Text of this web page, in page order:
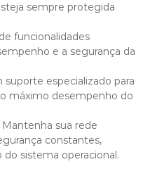
sempre protegida
funcionalidades
e a segurança da
especializado para
máximo desempenho do
sua rede
constantes,
sistema operacional.